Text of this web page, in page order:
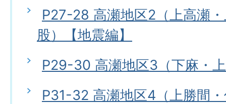
P27-28 高瀬地区2（上高瀬
股）【地震編】
P29-30 高瀬地区3（下麻・
P31-32 高瀬地区4（上勝間